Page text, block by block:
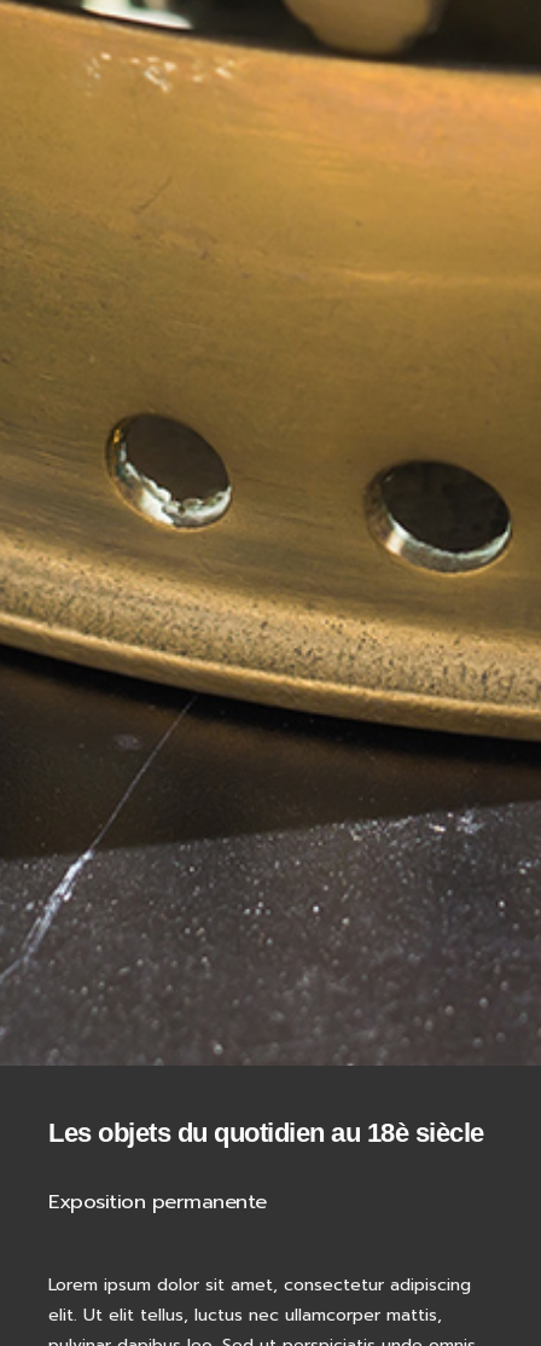
Les objets du quotidien au 18è siècle
Exposition permanente
Lorem ipsum dolor sit amet, consectetur adipiscing
elit. Ut elit tellus, luctus nec ullamcorper mattis,